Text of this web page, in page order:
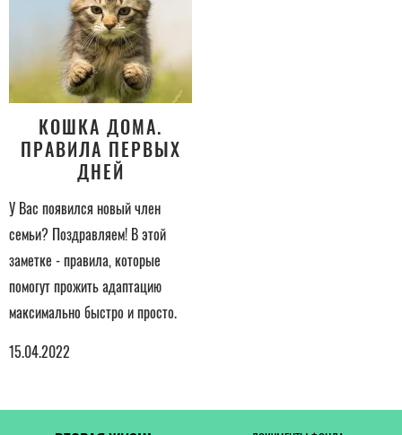
КОШКА ДОМА.
ПРАВИЛА ПЕРВЫХ
ДНЕЙ
У Вас появился новый член
семьи? Поздравляем! В этой
заметке - правила, которые
помогут прожить адаптацию
максимально быстро и просто.
15.04.2022